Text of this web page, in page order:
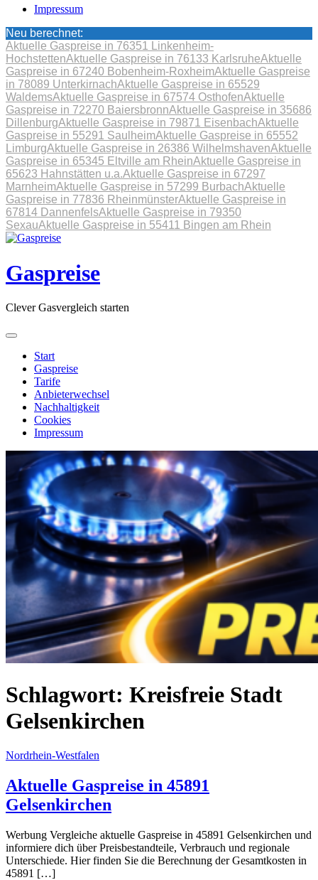
Impressum
Neu berechnet:
Aktuelle Gaspreise in 76351 Linkenheim-
HochstettenAktuelle Gaspreise in 76133 KarlsruheAktuelle
Gaspreise in 67240 Bobenheim-RoxheimAktuelle Gaspreise
in 78089 UnterkirnachAktuelle Gaspreise in 65529
WaldemsAktuelle Gaspreise in 67574 OsthofenAktuelle
Gaspreise in 72270 BaiersbronnAktuelle Gaspreise in 35686
DillenburgAktuelle Gaspreise in 79871 EisenbachAktuelle
Gaspreise in 55291 SaulheimAktuelle Gaspreise in 65552
LimburgAktuelle Gaspreise in 26386 WilhelmshavenAktuelle
Gaspreise in 65345 Eltville am RheinAktuelle Gaspreise in
65623 Hahnstätten u.a.Aktuelle Gaspreise in 67297
MarnheimAktuelle Gaspreise in 57299 BurbachAktuelle
Gaspreise in 77836 RheinmünsterAktuelle Gaspreise in
67814 DannenfelsAktuelle Gaspreise in 79350
SexauAktuelle Gaspreise in 55411 Bingen am Rhein
Skip
Gaspreise
Clever Gasvergleich starten
Start
Gaspreise
Tarife
Anbieterwechsel
Nachhaltigkeit
Cookies
Impressum
Schlagwort: Kreisfreie Stadt
Gelsenkirchen
Nordrhein-Westfalen
Aktuelle Gaspreise in 45891
Gelsenkirchen
Werbung Vergleiche aktuelle Gaspreise in 45891 Gelsenkirchen und
informiere dich über Preisbestandteile, Verbrauch und regionale
Unterschiede. Hier finden Sie die Berechnung der Gesamtkosten in
45891 […]